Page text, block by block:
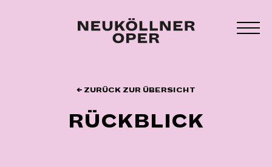
← ZURÜCK ZUR ÜBERSICHT
RÜCKBLICK